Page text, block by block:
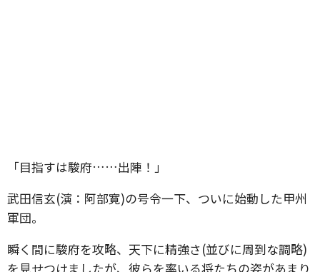
「目指すは駿府……出陣！」
武田信玄(演：阿部寛)の号令一下、ついに始動した甲州
軍団。
瞬く間に駿府を攻略、天下に精強さ(並びに周到な調略)
を見せつけましたが、彼らを率いる将たちの姿があまり